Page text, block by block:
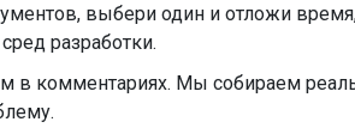
выбери один и отложи
разработки.
в комментариях. Мы собираем